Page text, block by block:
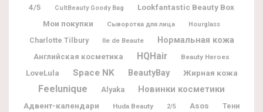
4/5 CultBeauty Goody Bag
Lookfantastic Beauty Box
Мои покупки
Сыворотка для лица Hourglass
Charlotte Tilbury Ile de Beaute Нормальная кожа
Английская косметика HQHair Beauty Heroes
LoveLula Space NK BeautyBay Жирная кожа
Feelunique Alyaka Новинки косметики
Адвент-календари Huda Beauty 2/5 Asos Тени